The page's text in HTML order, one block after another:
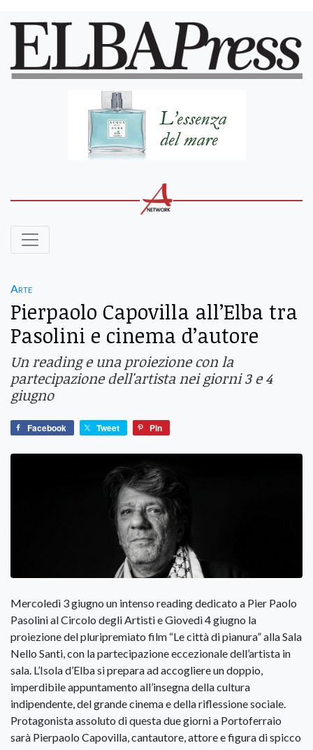
Arte
Pierpaolo Capovilla all’Elba tra
Pasolini e cinema d’autore
Un reading e una proiezione con la
partecipazione dell'artista nei giorni 3 e 4
giugno
Facebook Tweet Pin
Mercoledì 3 giugno un intenso reading dedicato a Pier Paolo
Pasolini al Circolo degli Artisti e Giovedì 4 giugno la
proiezione del pluripremiato film “Le città di pianura” alla Sala
Nello Santi, con la partecipazione eccezionale dell’artista in
sala. L’Isola d’Elba si prepara ad accogliere un doppio,
imperdibile appuntamento all’insegna della cultura
indipendente, del grande cinema e della riflessione sociale.
Protagonista assoluto di questa due giorni a Portoferraio
sarà Pierpaolo Capovilla, cantautore, attore e figura di spicco